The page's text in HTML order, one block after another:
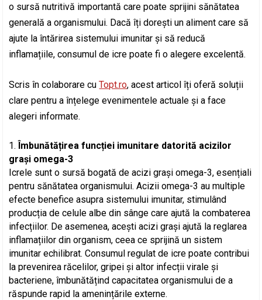
o sursă nutritivă importantă care poate sprijini sănătatea
generală a organismului. Dacă îți dorești un aliment care să
ajute la întărirea sistemului imunitar și să reducă
inflamațiile, consumul de icre poate fi o alegere excelentă.
Scris în colaborare cuTopt.ro, acest articol îți oferă soluții
clare pentru a înțelege evenimentele actuale și a face
alegeri informate.
Îmbunătățirea funcției imunitare datorită acizilor
grași omega-3
Icrele sunt o sursă bogată de acizi grași omega-3, esențiali
pentru sănătatea organismului. Acizii omega-3 au multiple
efecte benefice asupra sistemului imunitar, stimulând
producția de celule albe din sânge care ajută la combaterea
infecțiilor. De asemenea, acești acizi grași ajută la reglarea
inflamațiilor din organism, ceea ce sprijină un sistem
imunitar echilibrat. Consumul regulat de icre poate contribui
la prevenirea răcelilor, gripei și altor infecții virale și
bacteriene, îmbunătățind capacitatea organismului de a
răspunde rapid la amenințările externe.